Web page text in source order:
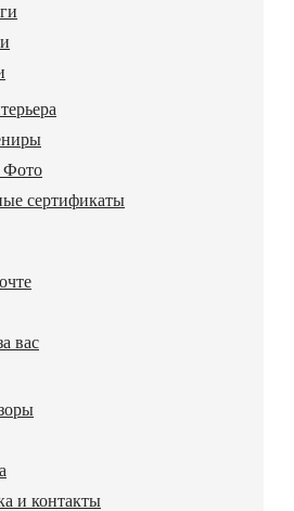
Фото
сертификаты
вас
и контакты